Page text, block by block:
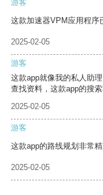
游客
这款加速器VPM应用程序
2025-02-05
游客
这款app就像我的私人助
查找资料，这款app的搜
2025-02-05
游客
这款app的路线规划非常
2025-02-05